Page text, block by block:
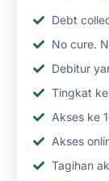
Debt
No cure.
Debitur
Tingkat
Akses ke
Akses
Tagihan